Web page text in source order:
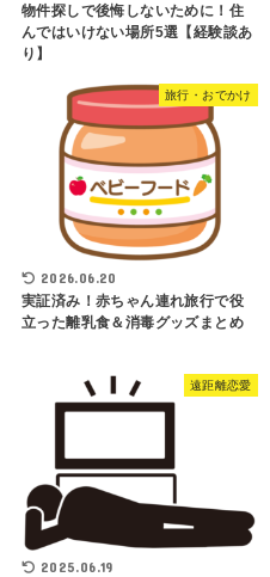
物件探しで後悔しないために！住
んではいけない場所5選【経験談あ
り】
旅行・おでかけ
2026.06.20
実証済み！赤ちゃん連れ旅行で役
立った離乳食＆消毒グッズまとめ
遠距離恋愛
2025.06.19